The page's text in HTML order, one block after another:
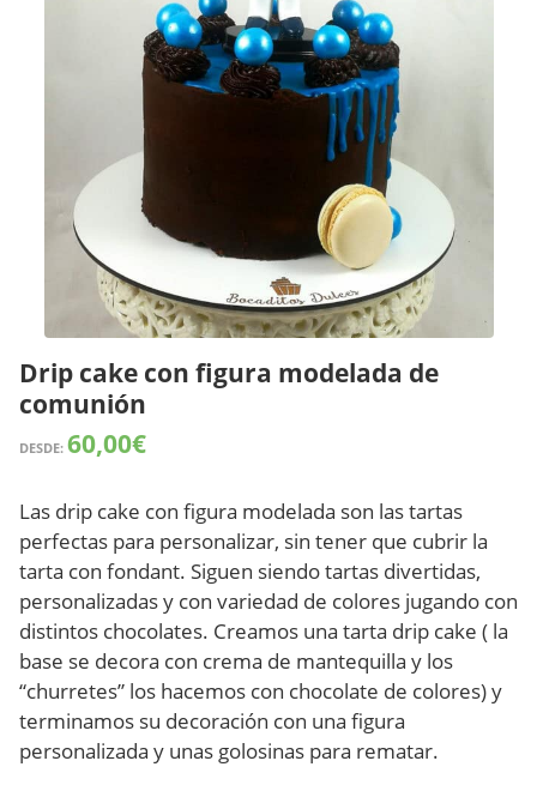
Drip cake con figura modelada de
comunión
DESDE: 60,00€
Las drip cake con figura modelada son las tartas
perfectas para personalizar, sin tener que cubrir la
tarta con fondant. Siguen siendo tartas divertidas,
personalizadas y con variedad de colores jugando con
distintos chocolates. Creamos una tarta drip cake ( la
base se decora con crema de mantequilla y los
“churretes” los hacemos con chocolate de colores) y
terminamos su decoración con una figura
personalizada y unas golosinas para rematar.